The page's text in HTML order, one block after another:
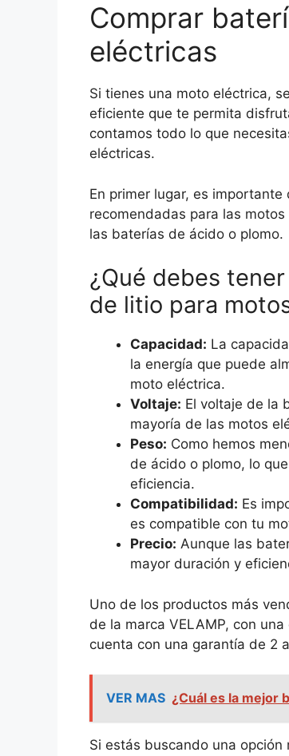
Comprar
eléctricas
Si tienes una moto eléctrica,
eficiente que te permita
contamos todo lo que
eléctricas.
En primer lugar, es
recomendadas para las
las baterías de ácido o plomo.
¿Qué debes
de litio para
Capacidad: La
la energía que puede
moto eléctrica.
Voltaje: El voltaje de la
mayoría de las motos
Peso: Como hemos
de ácido o plomo, lo
eficiencia.
Compatibilidad: Es
es compatible con tu
Precio: Aunque las
mayor duración y
Uno de los productos más
de la marca VELAMP, con
cuenta con una garantía de 2
VER MAS ¿Cuál es la mejor
Si estás buscando una